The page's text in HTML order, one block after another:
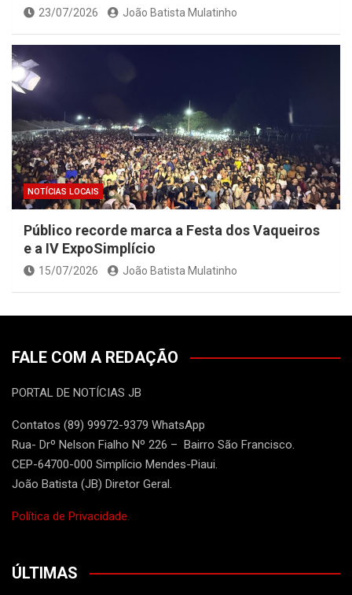
23/07/2026 João Batista Mulatinho
NOTÍCIAS LOCAIS
Público recorde marca a Festa dos Vaqueiros
e a IV ExpoSimplício
15/07/2026 João Batista Mulatinho
FALE COM A REDAÇÃO
PORTAL DE NOTÍCIAS JB
Contatos (89) 99972-9379 WhatsApp
Rua- Drº Nelson Fialho Nº 226 – Bairro São Francisco.
CEP-64700-000 Simplício Mendes-Piaui.
João Batista (JB) Diretor Geral.
Política de Privacidade.
ÚLTIMAS